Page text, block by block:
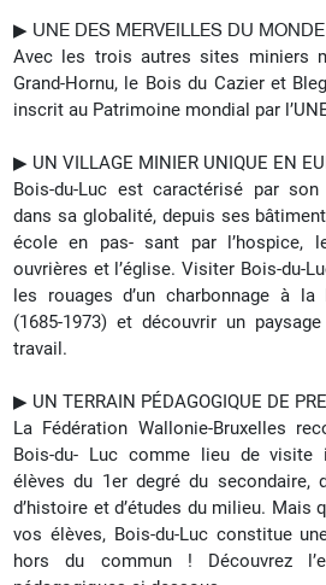
▶︎ UNE DES MERVEILLES DU MONDE
Avec les trois autres sites miniers
Grand-Hornu, le Bois du Cazier et
inscrit au Patrimoine mondial par
▶︎ UN VILLAGE MINIER UNIQUE EN
Bois-du-Luc est caractérisé par
dans sa globalité, depuis ses
école en pas- sant par l’hospice,
ouvrières et l’église. Visiter Bois-du-
les rouages d’un charbonnage à la
(1685-1973) et découvrir un
travail.
▶︎ UN TERRAIN PÉDAGOGIQUE DE
La Fédération Wallonie-Bruxelles
Bois-du- Luc comme lieu de visite
élèves du 1er degré du secondaire,
d’histoire et d’études du milieu. Mais
vos élèves, Bois-du-Luc constitue
hors du commun !
Découvrez